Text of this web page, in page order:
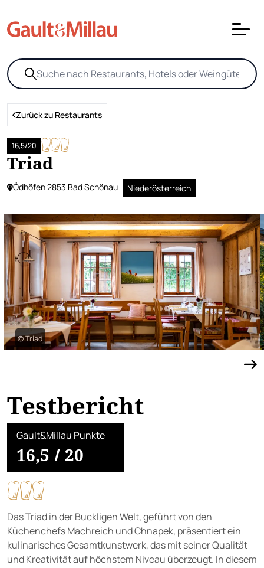
Zurück zu Restaurants
Triad
16,5/20
Ödhöfen 2853 Bad Schönau Niederösterreich
© Triad
Testbericht
Gault&Millau Punkte
16,5 / 20
Das Triad in der Buckligen Welt, geführt von den
Küchenchefs Machreich und Chnapek, präsentiert ein
kulinarisches Gesamtkunstwerk, das mit seiner Qualität
und Kreativität auf höchstem Niveau überzeugt. In diesem